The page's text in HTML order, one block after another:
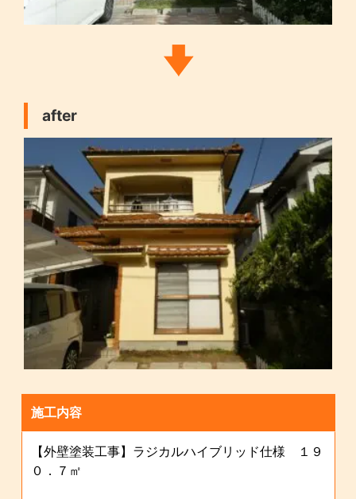
after
施工内容
【外壁塗装工事】ラジカルハイブリッド仕様 １９
０．７㎡